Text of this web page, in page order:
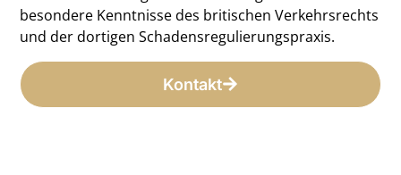
besondere Kenntnisse des britischen Verkehrsrechts
und der dortigen Schadensregulierungspraxis.
Kontakt